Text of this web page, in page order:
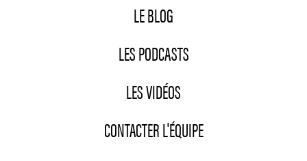
LE BLOG
LES PODCASTS
LES VIDÉOS
CONTACTER L'ÉQUIPE